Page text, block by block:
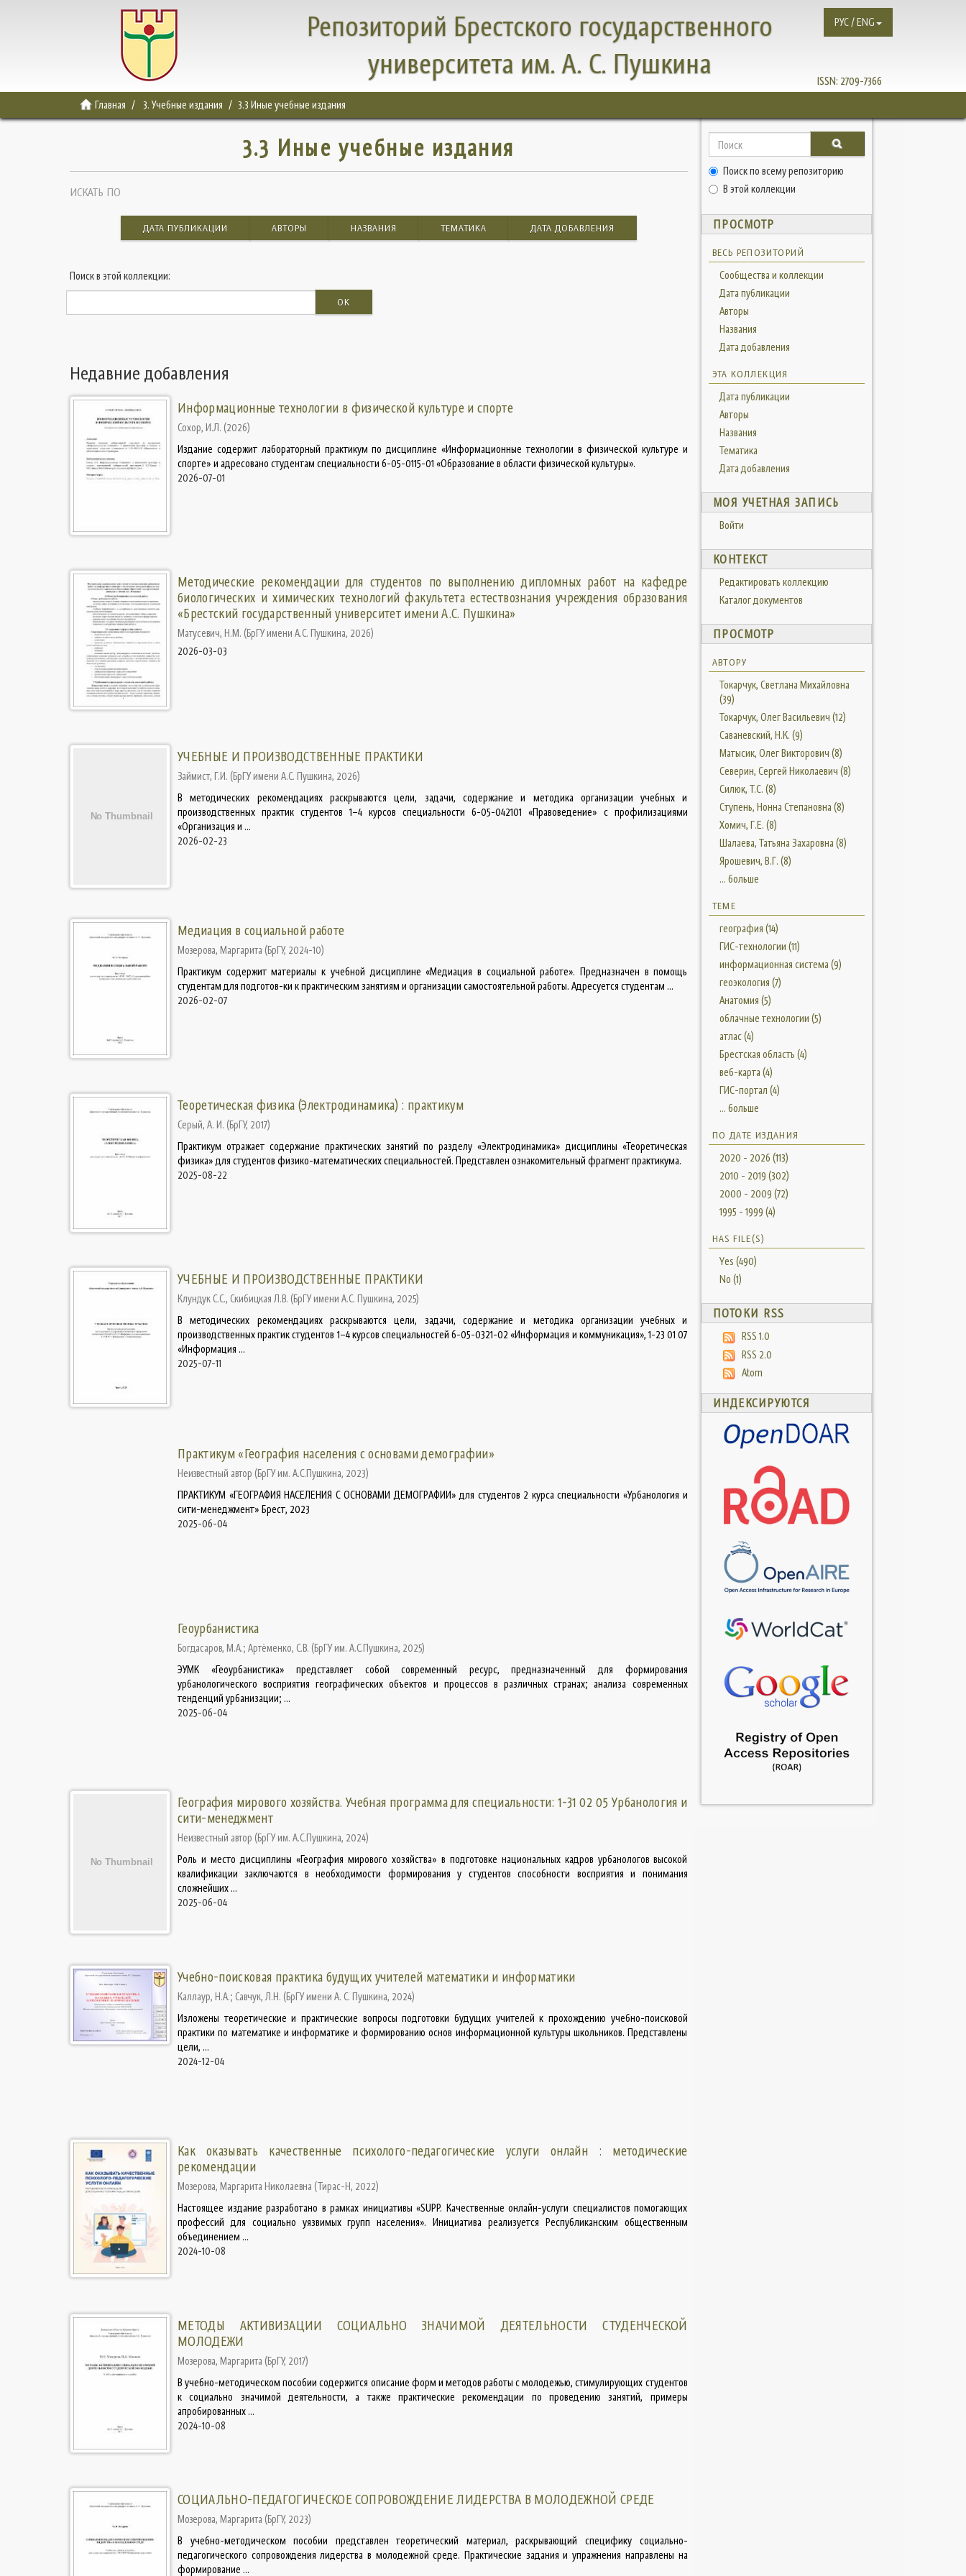
Репозиторий Брестского государственного
университета им. А. С. Пушкина
ISSN: 2709-7366
РУС / ENG
Главная 3. Учебные издания 3.3 Иные учебные издания
3.3 Иные учебные издания
ИСКАТЬ ПО
ДАТА ПУБЛИКАЦИИ АВТОРЫ НАЗВАНИЯ ТЕМАТИКА ДАТА ДОБАВЛЕНИЯ
Поиск в этой коллекции:
OK
Недавние добавления
Информационные технологии в физической культуре и спорте
Сохор, И.Л. (2026)
Издание содержит лабораторный практикум по дисциплине «Информационные технологии в физической культуре и
спорте» и адресовано студентам специальности 6-05-0115-01 «Образование в области физической культуры».
2026-07-01
Методические рекомендации для студентов по выполнению дипломных работ на кафедре
биологических и химических технологий факультета естествознания учреждения образования
«Брестский государственный университет имени А.С. Пушкина»
Матусевич, Н.М. (БрГУ имени А.С. Пушкина, 2026)
2026-03-03
УЧЕБНЫЕ И ПРОИЗВОДСТВЕННЫЕ ПРАКТИКИ
Займист, Г.И. (БрГУ имени А.С. Пушкина, 2026)
В методических рекомендациях раскрываются цели, задачи, содержание и методика организации учебных и
производственных практик студентов 1–4 курсов специальности 6-05-042101 «Правоведение» с профилизациями
«Организация и ...
2026-02-23
Медиация в социальной работе
Мозерова, Маргарита (БрГУ, 2024-10)
Практикум содержит материалы к учебной дисциплине «Медиация в социальной работе». Предназначен в помощь
студентам для подготов-ки к практическим занятиям и организации самостоятельной работы. Адресуется студентам ...
2026-02-07
Теоретическая физика (Электродинамика) : практикум
Серый, А. И. (БрГУ, 2017)
Практикум отражает содержание практических занятий по разделу «Электродинамика» дисциплины «Теоретическая
физика» для студентов физико-математических специальностей. Представлен ознакомительный фрагмент практикума.
2025-08-22
УЧЕБНЫЕ И ПРОИЗВОДСТВЕННЫЕ ПРАКТИКИ
Клундук С.С., Скибицкая Л.В. (БрГУ имени А.С. Пушкина, 2025)
В методических рекомендациях раскрываются цели, задачи, содержание и методика организации учебных и
производственных практик студентов 1–4 курсов специальностей 6-05-0321-02 «Информация и коммуникация», 1-23 01 07
«Информация ...
2025-07-11
Практикум «География населения с основами демографии»
Неизвестный автор (БрГУ им. А.С.Пушкина, 2023)
ПРАКТИКУМ «ГЕОГРАФИЯ НАСЕЛЕНИЯ С ОСНОВАМИ ДЕМОГРАФИИ» для студентов 2 курса специальности «Урбанология и
сити-менеджмент» Брест, 2023
2025-06-04
Геоурбанистика
Богдасаров, М.А.; Артёменко, С.В. (БрГУ им. А.С.Пушкина, 2025)
ЭУМК «Геоурбанистика» представляет собой современный ресурс, предназначенный для формирования
урбанологического восприятия географических объектов и процессов в различных странах; анализа современных
тенденций урбанизации; ...
2025-06-04
География мирового хозяйства. Учебная программа для специальности: 1-31 02 05 Урбанология и
сити-менеджмент
Неизвестный автор (БрГУ им. А.С.Пушкина, 2024)
Роль и место дисциплины «География мирового хозяйства» в подготовке национальных кадров урбанологов высокой
квалификации заключаются в необходимости формирования у студентов способности восприятия и понимания
сложнейших ...
2025-06-04
Учебно-поисковая практика будущих учителей математики и информатики
Каллаур, Н.А.; Савчук, Л.Н. (БрГУ имени А. С. Пушкина, 2024)
Изложены теоретические и практические вопросы подготовки будущих учителей к прохождению учебно-поисковой
практики по математике и информатике и формированию основ информационной культуры школьников. Представлены
цели, ...
2024-12-04
Как оказывать качественные психолого-педагогические услуги онлайн : методические
рекомендации
Мозерова, Маргарита Николаевна (Тирас-Н, 2022)
Настоящее издание разработано в рамках инициативы «SUPP. Качественные онлайн-услуги специалистов помогающих
профессий для социально уязвимых групп населения». Инициатива реализуется Республиканским общественным
объединением ...
2024-10-08
МЕТОДЫ АКТИВИЗАЦИИ СОЦИАЛЬНО ЗНАЧИМОЙ ДЕЯТЕЛЬНОСТИ СТУДЕНЧЕСКОЙ
МОЛОДЕЖИ
Мозерова, Маргарита (БрГУ, 2017)
В учебно-методическом пособии содержится описание форм и методов работы с молодежью, стимулирующих студентов
к социально значимой деятельности, а также практические рекомендации по проведению занятий, примеры
апробированных ...
2024-10-08
СОЦИАЛЬНО-ПЕДАГОГИЧЕСКОЕ СОПРОВОЖДЕНИЕ ЛИДЕРСТВА В МОЛОДЕЖНОЙ СРЕДЕ
Мозерова, Маргарита (БрГУ, 2023)
В учебно-методическом пособии представлен теоретический материал, раскрывающий специфику социально-
педагогического сопровождения лидерства в молодежной среде. Практические задания и упражнения направлены на
формирование ...
Поиск по всему репозиторию
В этой коллекции
ПРОСМОТР
ВЕСЬ РЕПОЗИТОРИЙ
Сообщества и коллекции
Дата публикации
Авторы
Названия
Дата добавления
ЭТА КОЛЛЕКЦИЯ
Дата публикации
Авторы
Названия
Тематика
Дата добавления
МОЯ УЧЕТНАЯ ЗАПИСЬ
Войти
КОНТЕКСТ
Редактировать коллекцию
Каталог документов
ПРОСМОТР
АВТОРУ
Токарчук, Светлана Михайловна
(39)
Токарчук, Олег Васильевич (12)
Саваневский, Н.К. (9)
Матысик, Олег Викторович (8)
Северин, Сергей Николаевич (8)
Силюк, Т.С. (8)
Ступень, Нонна Степановна (8)
Хомич, Г.Е. (8)
Шалаева, Татьяна Захаровна (8)
Ярошевич, В.Г. (8)
... больше
ТЕМЕ
география (14)
ГИС-технологии (11)
информационная система (9)
геоэкология (7)
Анатомия (5)
облачные технологии (5)
атлас (4)
Брестская область (4)
веб-карта (4)
ГИС-портал (4)
... больше
ПО ДАТЕ ИЗДАНИЯ
2020 - 2026 (113)
2010 - 2019 (302)
2000 - 2009 (72)
1995 - 1999 (4)
HAS FILE(S)
Yes (490)
No (1)
ПОТОКИ RSS
RSS 1.0
RSS 2.0
Atom
ИНДЕКСИРУЮТСЯ